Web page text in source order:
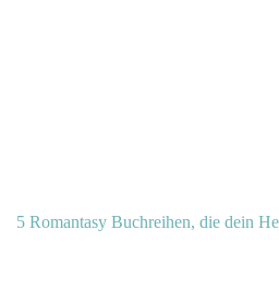
5 Romantasy Buchreihen, die dein